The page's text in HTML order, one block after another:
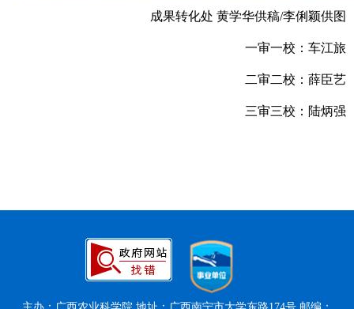
成果转化处 黄学华供稿/李俐颖供图
一审一校：车江旅
二审二校：薛臣艺
三审三校：陆炳强